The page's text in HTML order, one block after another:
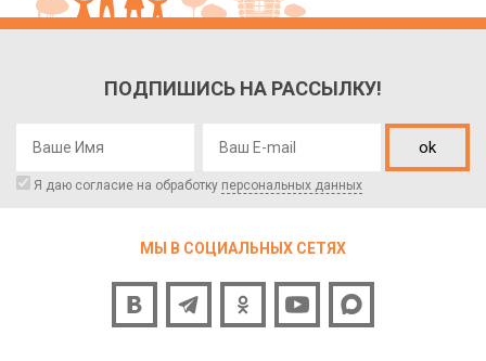
ПОДПИШИСЬ НА РАССЫЛКУ!
ok
Я даю согласие на обработку персональных данных
МЫ В СОЦИАЛЬНЫХ СЕТЯХ